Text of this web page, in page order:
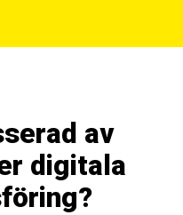
av
digitala